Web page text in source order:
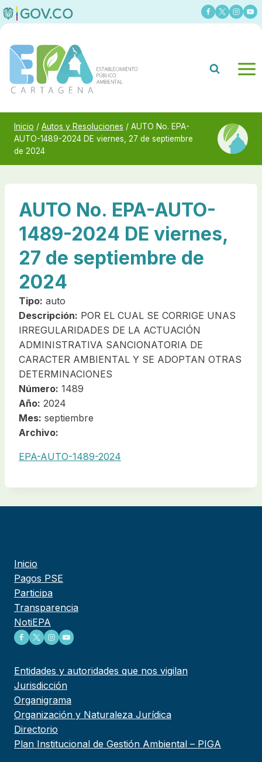
Saltar
al
Inicio / Autos y Resoluciones / AUTO No. EPA-
AUTO-1489-2024 DE viernes, 27 de septiembre
de 2024
AUTO No. EPA-AUTO-
1489-2024 DE viernes,
27 de septiembre de
2024
Tipo: auto
Descripción: POR EL CUAL SE CORRIGE UNAS
IRREGULARIDADES DE LA ACTUACIÓN
ADMINISTRATIVA SANCIONATORIA DE
CARACTER AMBIENTAL Y SE ADOPTAN OTRAS
DETERMINACIONES
Número: 1489
Año: 2024
Mes: septiembre
Archivo:
EPA-AUTO-1489-2024
Inicio
Pagos PSE
Participa
Transparencia
NotiEPA
Entidades y autoridades que nos vigilan
Jurisdicción
Organigrama
Organización y Naturaleza Jurídica
Directorio
Plan Institucional de Gestión Ambiental – PIGA